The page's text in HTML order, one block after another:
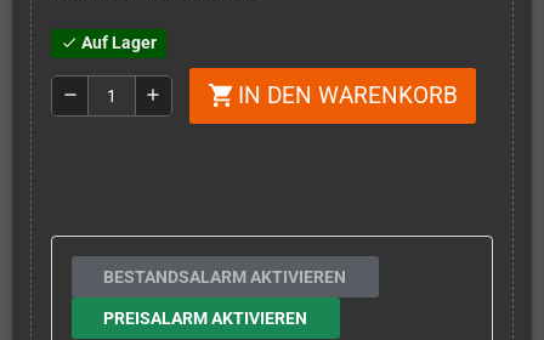
check Auf Lager
remove add shopping_cart IN DEN WARENKORB
BESTANDSALARM AKTIVIEREN
PREISALARM AKTIVIEREN